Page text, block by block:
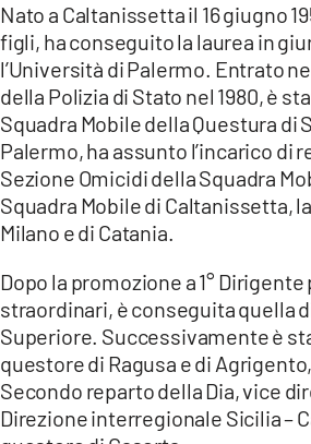
LACITYMAG.IT
ILREGGINO.IT
COSENZACHANNEL.IT
ILVIBONESE.IT
CATANZAROCHANNEL.IT
LACAPITALENEWS.IT
App
ANDROID
APPLE
Nato a Caltanissetta il 16 giugno
figli, ha conseguito la laurea in
l’Università di Palermo. Entrato
della Polizia di Stato nel 1980, è
Squadra Mobile della Questura di
Palermo, ha assunto l’incarico di
Sezione Omicidi della Squadra
Squadra Mobile di Caltanissetta,
Milano e di Catania.
Dopo la promozione a 1°
straordinari, è conseguita quella
Superiore. Successivamente è
questore di Ragusa e di
Secondo reparto della Dia, vice
Direzione interregionale Sicilia –